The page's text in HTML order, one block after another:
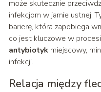
może skutecznie
infekcjom w jamie ustnej.
barierę, która zapobiega
co jest kluczowe w
antybiotyk miejscowy,
infekcji.
Relacja między